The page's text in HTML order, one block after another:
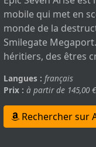
mobile qui met en
monde de la
Smilegate
héritiers, des êtres
Langues : français
Prix : à partir de 145,00 €
Rechercher sur